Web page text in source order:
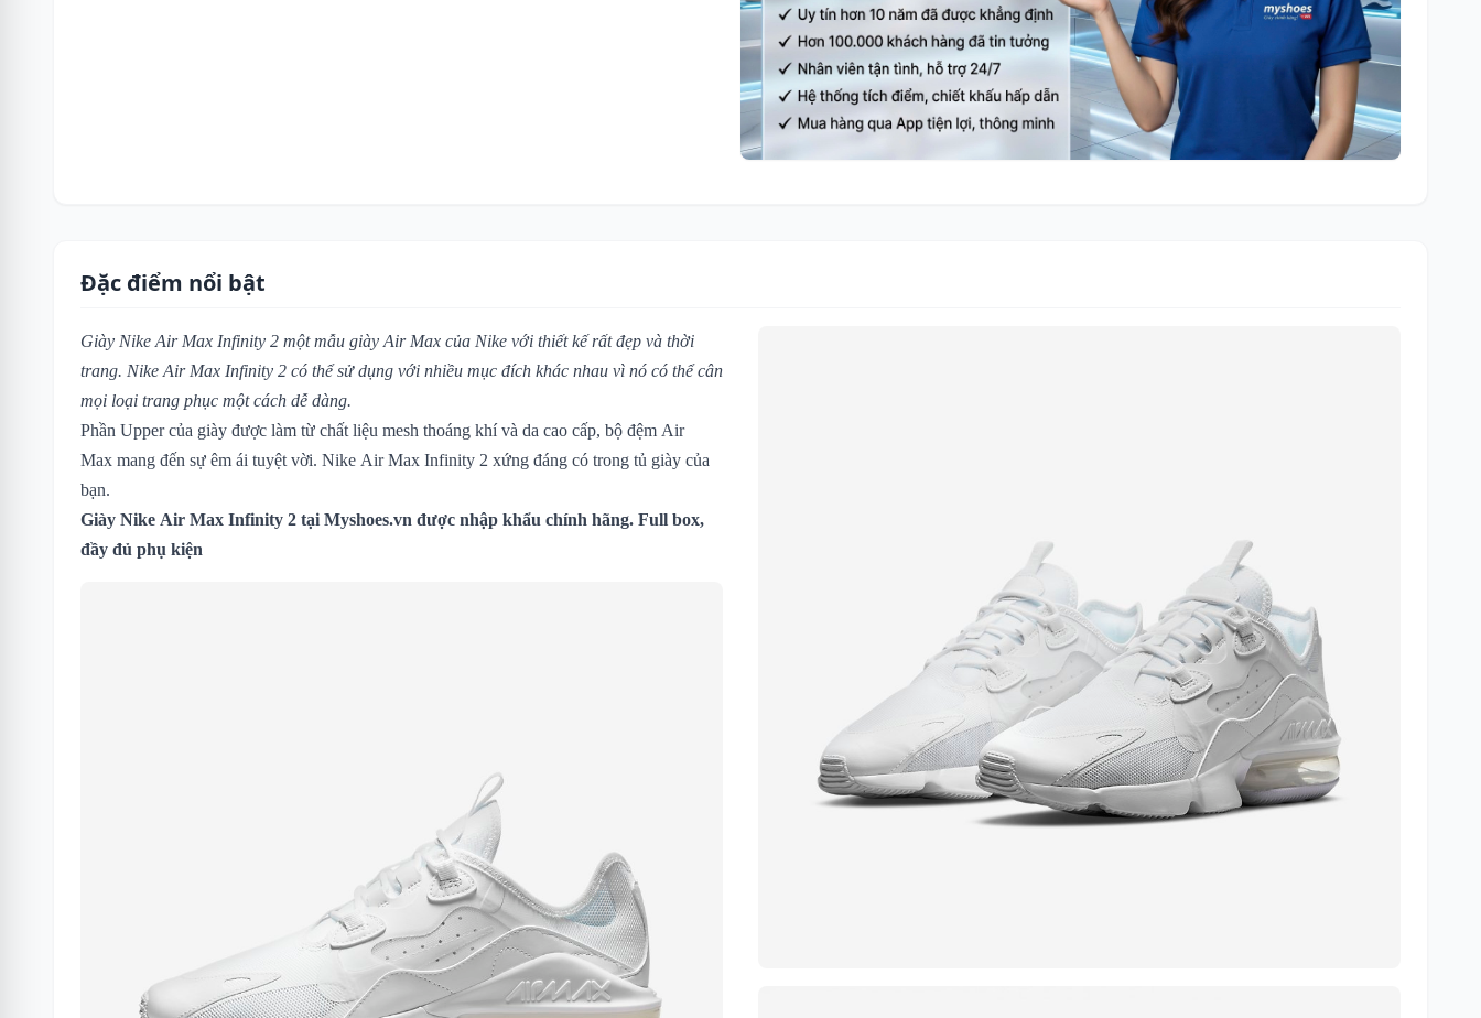
Đặc điểm nổi bật
Giày Nike Air Max Infinity 2 một mẫu giày Air Max của Nike với thiết kế rất đẹp và thời
trang. Nike Air Max Infinity 2 có thể sử dụng với nhiều mục đích khác nhau vì nó có thể cân
mọi loại trang phục một cách dễ dàng.
Phần Upper của giày được làm từ chất liệu mesh thoáng khí và da cao cấp, bộ đệm Air
Max mang đến sự êm ái tuyệt vời. Nike Air Max Infinity 2 xứng đáng có trong tủ giày của
bạn.
Giày Nike Air Max Infinity 2 tại Myshoes.vn được nhập khẩu chính hãng. Full box,
đầy đủ phụ kiện